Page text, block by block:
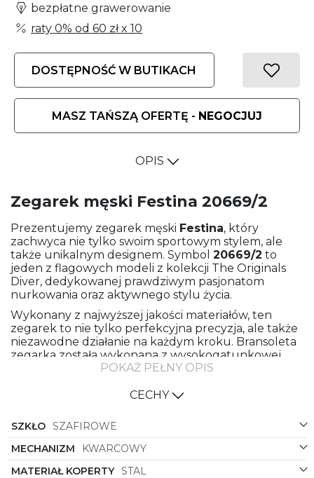
bezpłatne grawerowanie
raty 0% od 60 złx 10
DOSTĘPNOŚĆ W BUTIKACH
MASZ TAŃSZĄ OFERTĘ - NEGOCJUJ
OPIS
Zegarek męski Festina 20669/2
Prezentujemy zegarek męski Festina, który
zachwyca nie tylko swoim sportowym stylem, ale
także unikalnym designem. Symbol 20669/2 to
jeden z flagowych modeli z kolekcji The Originals
Diver, dedykowanej prawdziwym pasjonatom
nurkowania oraz aktywnego stylu życia.
Wykonany z najwyższej jakości materiałów, ten
zegarek to nie tylko perfekcyjna precyzja, ale także
niezawodne działanie na każdym kroku. Bransoleta
zegarka została wykonana z wysokogatunkowej
stali, która gwarantuje wytrzymałość i komfort
została wykonana z stali, co dodaje mu solidności i
Niezwykłe połączenie kolorów bransolety oraz
koperty nadaje zegarkowi niepowtarzalnego
charakteru. Bransoleta w kolorze stalowym idealnie
komponuje się z zielonym odcieniem koperty,
POKAŻ PEŁNY OPIS
CECHY
SZKŁO SZAFIROWE
MECHANIZM
KWARCOWY
MATERIAŁ KOPERTY STAL